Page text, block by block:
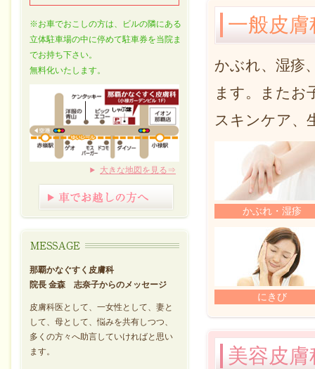
一般皮膚
かぶれ、湿疹
ます。またお
スキンケア、
かぶれ・湿疹
にきび
美容皮膚
※お車でおこしの方は、ビルの隣にある
立体駐車場の中に停めて駐車券を当院ま
でお持ち下さい。
無料化いたします。
大きな地図を見る⇒
那覇かなぐすく皮膚科
院長 金森 志奈子からのメッセージ
皮膚科医として、一女性として、妻と
して、母として、悩みを共有しつつ、
多くの方々へ助言していければと思い
ます。